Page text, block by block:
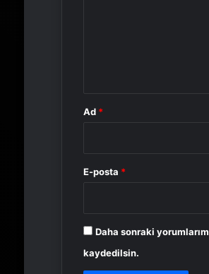
Ad *
E-posta *
Daha sonraki
kaydedilsin.